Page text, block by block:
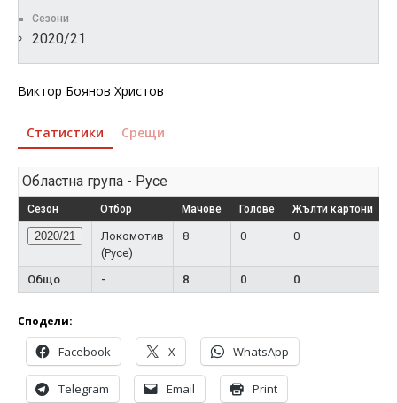
Сезони
2020/21
Виктор Боянов Христов
Статистики Срещи
Областна група - Русе
Сезон Отбор Мачове Голове Жълти картони
2020/21
Локомотив
(Русе)
8 0 0
Общо - 8 0 0
Сподели:
Facebook X WhatsApp
Telegram Email Print